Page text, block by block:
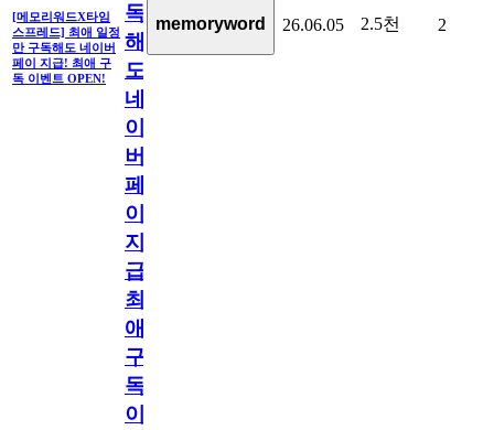
[메모리워드X타임
스프레드] 최애 일정
만 구독해도 네이버
페이 지급! 최애 구
독 이벤트 OPEN!
독
해
도
네
이
버
페
이
지
급!
최
애
구
독
이
memoryword 26.06.05 2.5천 2